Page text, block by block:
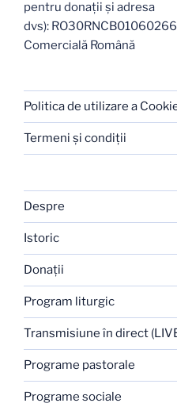
pentru donații și adresa
dvs):
Comercială Română
Politica de utilizare a
Termeni şi condiţii
Despre
Istoric
Donaţii
Program liturgic
Transmisiune în direct
Programe pastorale
Programe sociale